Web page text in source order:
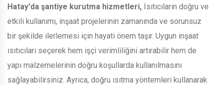
Hatay'da şantiye kurutma hizmetleri, Isıtıcıların doğru ve
etkili kullanımı, inşaat projelerinin zamanında ve sorunsuz
bir şekilde ilerlemesi için hayati önem taşır. Uygun inşaat
ısıtıcıları seçerek hem işçi verimliliğini artırabilir hem de
yapı malzemelerinin doğru koşullarda kullanılmasını
sağlayabilirsiniz. Ayrıca, doğru ısıtma yöntemleri kullanarak